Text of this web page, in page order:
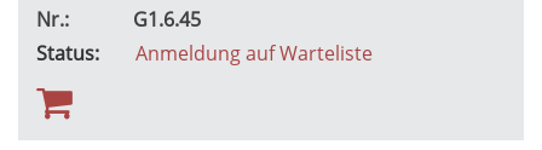
Nr.:
G1.6.45
Status:
Anmeldung auf Warteliste